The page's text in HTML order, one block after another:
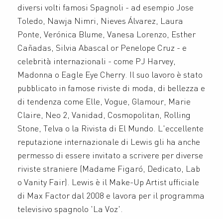
diversi volti famosi Spagnoli - ad esempio Jose
Toledo, Nawja Nimri, Nieves Álvarez, Laura
Ponte, Verónica Blume, Vanesa Lorenzo, Esther
Cañadas, Silvia Abascal or Penelope Cruz - e
celebrità internazionali - come PJ Harvey,
Madonna o Eagle Eye Cherry. Il suo lavoro è stato
pubblicato in famose riviste di moda, di bellezza e
di tendenza come Elle, Vogue, Glamour, Marie
Claire, Neo 2, Vanidad, Cosmopolitan, Rolling
Stone, Telva o la Rivista di El Mundo. L'eccellente
reputazione internazionale di Lewis gli ha anche
permesso di essere invitato a scrivere per diverse
riviste straniere (Madame Figaró, Dedicato, Lab
o Vanity Fair). Lewis è il Make-Up Artist ufficiale
di Max Factor dal 2008 e lavora per il programma
televisivo spagnolo 'La Voz'.